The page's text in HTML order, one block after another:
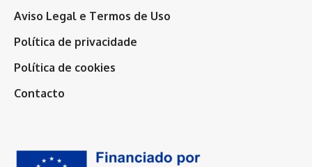
Aviso Legal e Termos de Uso
Política de privacidade
Política de cookies
Contacto